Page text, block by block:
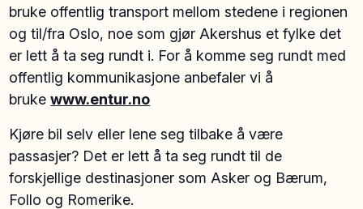
bruke offentlig transport mellom stedene i regionen
og til/fra Oslo, noe som gjør Akershus et fylke det
er lett å ta seg rundt i. For å komme seg rundt med
offentlig kommunikasjone anbefaler vi å
brukewww.entur.no
Kjøre bil selv eller lene seg tilbake å være
passasjer? Det er lett å ta seg rundt til de
forskjellige destinasjoner som Asker og Bærum,
Follo og Romerike.